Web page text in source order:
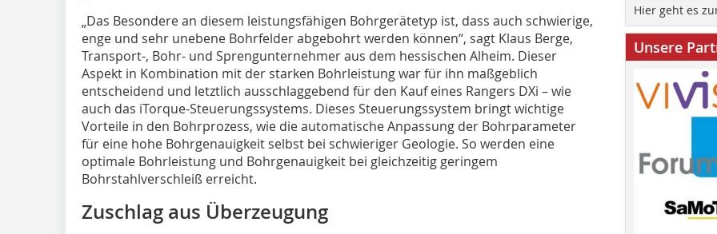
„Das Besondere an diesem leistungsfähigen Bohrgerätetyp ist, dass auch schwierige,
enge und sehr unebene Bohrfelder abgebohrt werden können“, sagt Klaus Berge,
Transport-, Bohr- und Sprengunternehmer aus dem hessischen Alheim. Dieser
Aspekt in Kombination mit der starken Bohrleistung war für ihn maßgeblich
entscheidend und letztlich ausschlaggebend für den Kauf eines Rangers DXi – wie
auch das iTorque-Steuerungssystems. Dieses Steuerungssystem bringt wichtige
Vorteile in den Bohrprozess, wie die automatische Anpassung der Bohrparameter
für eine hohe Bohrgenauigkeit selbst bei schwieriger Geologie. So werden eine
optimale Bohrleistung und Bohrgenauigkeit bei gleichzeitig geringem
Bohrstahlverschleiß erreicht.
Zuschlag aus Überzeugung
Hier geht es
Unsere